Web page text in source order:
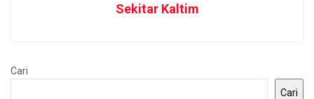
Sekitar Kaltim
Cari
Cari